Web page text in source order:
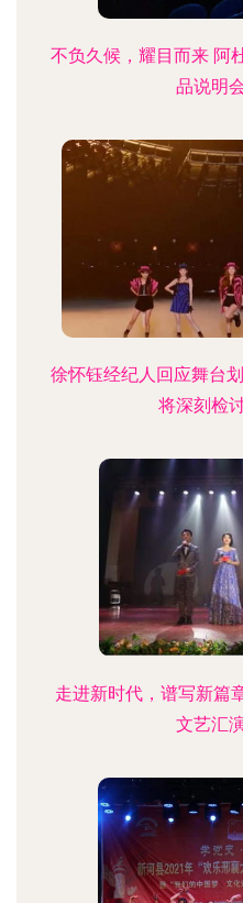
不负久候，耀目而来 阿
品说明
徐怀钰经纪人回应舞台
将深刻检
走进新时代，谱写新篇
文艺汇